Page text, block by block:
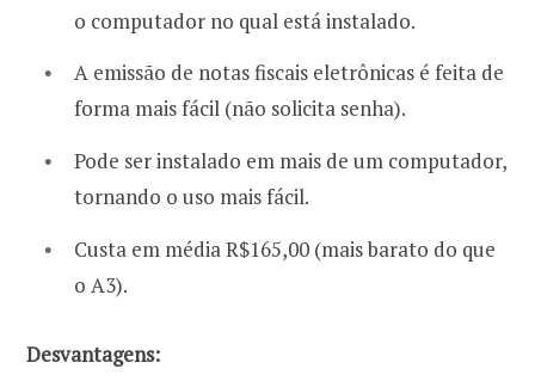
o computador no qual está instalado.
A emissão de notas fiscais eletrônicas é feita de
forma mais fácil (não solicita senha).
Pode ser instalado em mais de um computador,
tornando o uso mais fácil.
Custa em média R$165,00 (mais barato do que
o A3).
Desvantagens: